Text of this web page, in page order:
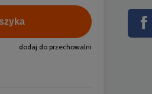
dodaj do przechowalni